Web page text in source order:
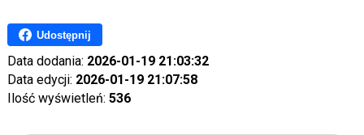
Udostępnij
Data dodania: 2026-01-19 21:03:32
Data edycji: 2026-01-19 21:07:58
Ilość wyświetleń: 536